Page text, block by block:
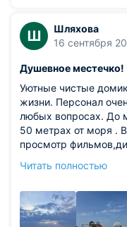
Ш
Шляхова
16 сентября
Душевное местечко!
Уютные чистые
жизни. Персонал
любых вопросах. До
50 метрах от моря .
просмотр
можно с легкостью
немного при первом
Читать полностью